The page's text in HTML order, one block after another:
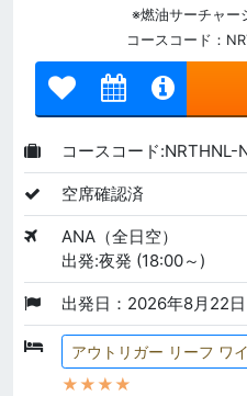
※燃油サーチャー
コースコード：
コースコード
空席確認済
ANA（全日空）
出発:夜発 (18:00～)
出発日：2026年8月22
アウトリガー リーフ ワ
★★★★